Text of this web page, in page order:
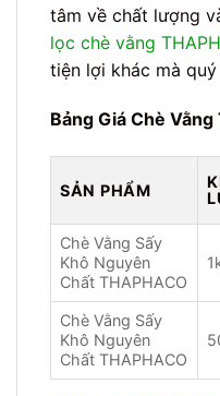
tâm về chất lượng
lọc chè vằng
tiện lợi khác mà
Bảng Giá Chè Vằng
SẢN PHẨM
Chè Vằng Sấy
Khô Nguyên
Chất THAPHACO
Chè Vằng Sấy
Khô Nguyên
Chất THAPHACO